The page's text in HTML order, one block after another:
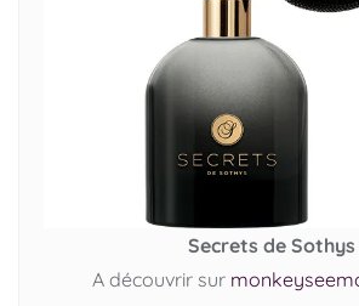
Secrets de Sothys
A découvrir sur